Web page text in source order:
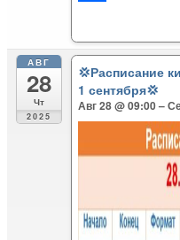
a
s
s
i
i
g
r
a
t
s
A
p
b
e
r
т
п
р
в
т
АВГ
28
Чт
2025
💢Расписание
1 сентября💢
Авг 28 @ 09:00 –